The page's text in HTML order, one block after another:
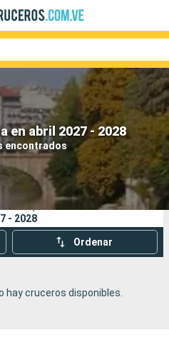
en abril 2027 - 2028
encontrados
Compañías
Buscar
búsqueda:
- 2028
Ordenar
hay cruceros disponibles.